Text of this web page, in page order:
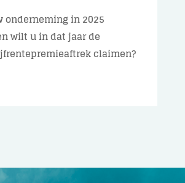
onderneming in 2025
wilt u in dat jaar de
claimen?